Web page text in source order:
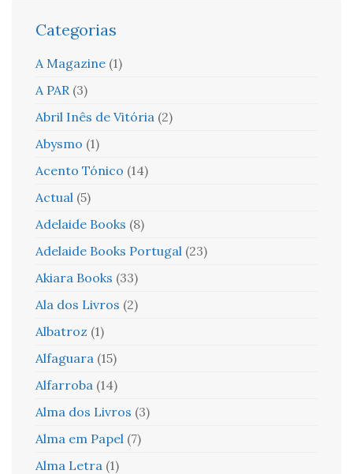
Categorias
A Magazine (1)
A PAR (3)
Abril Inês de Vitória (2)
Abysmo (1)
Acento Tónico (14)
Actual (5)
Adelaide Books (8)
Adelaide Books Portugal (23)
Akiara Books (33)
Ala dos Livros (2)
Albatroz (1)
Alfaguara (15)
Alfarroba (14)
Alma dos Livros (3)
Alma em Papel (7)
Alma Letra (1)